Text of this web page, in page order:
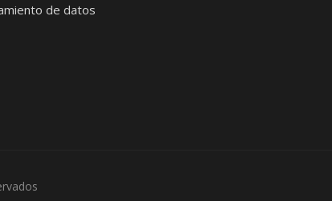
de datos